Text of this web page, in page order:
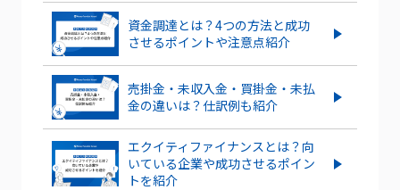
資金調達とは？4つの方法と成功
させるポイントや注意点紹介
売掛金・未収入金・買掛金・未払
金の違いは？仕訳例も紹介
エクイティファイナンスとは？向
いている企業や成功させるポイン
トを紹介